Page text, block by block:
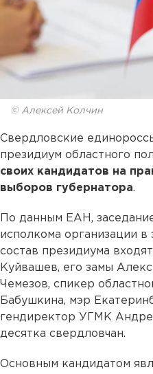
© Алексей Колчин
Свердловские
президиум областного
своих кандидатов на
выборов губернатора.
По данным ЕАН,
исполкома организации
состав президиума
Куйвашев, его замы
Чемезов, спикер
Бабушкина, мэр
гендиректор УГМК
десятка свердловчан.
Основным кандидатом